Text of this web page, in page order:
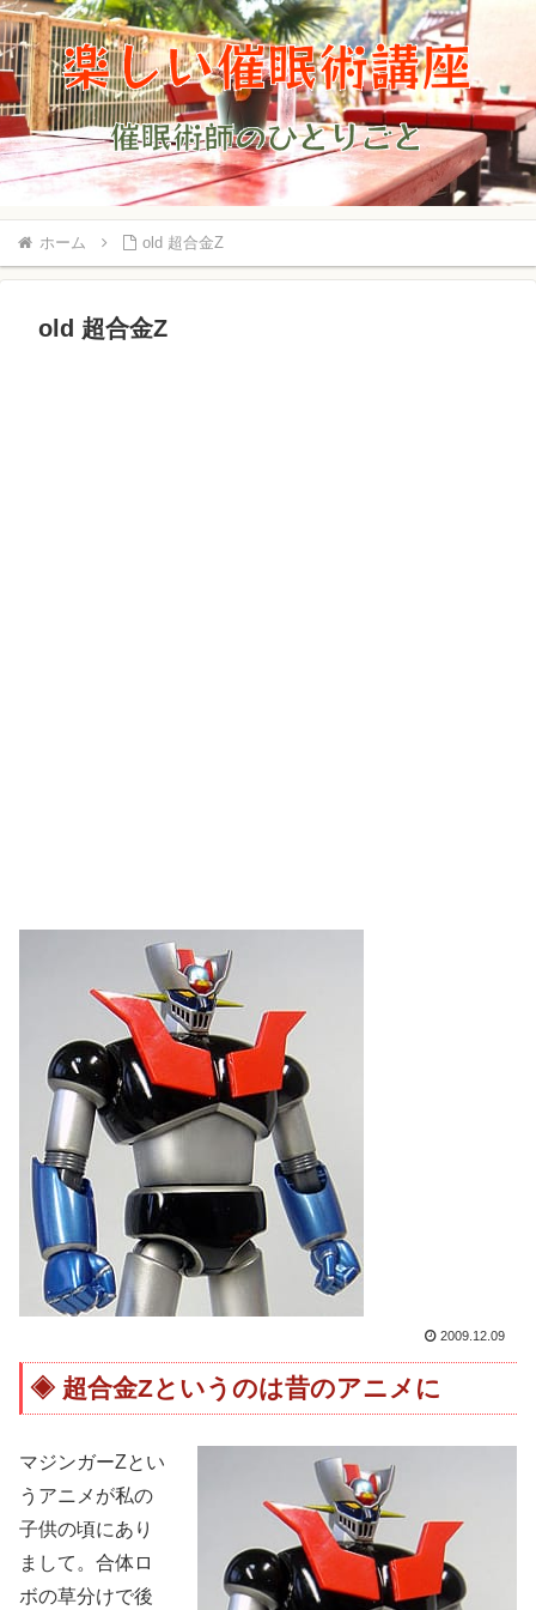
ホーム old 超合金Z
old 超合金Z
2009.12.09
超合金Zというのは昔のアニメに
マジンガーZとい
うアニメが私の
子供の頃にあり
まして。合体ロ
ボの草分けで後